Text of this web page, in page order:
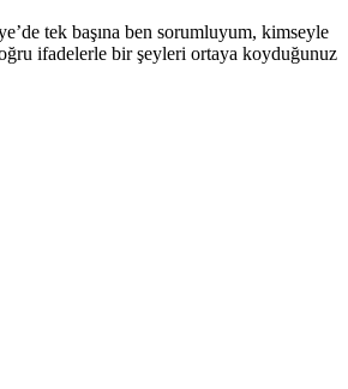
tek başına ben sorumluyum, kimseyle
ifadelerle bir şeyleri ortaya koyduğunuz